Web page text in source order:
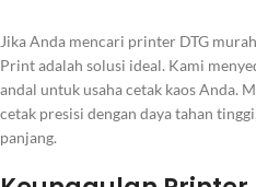
Jika Anda mencari printer DTG
Print adalah solusi ideal. Kami
andal untuk usaha cetak kaos Anda.
cetak presisi dengan daya tahan
panjang.